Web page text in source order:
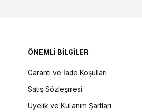
ÖNEMLİ BİLGİLER
Garanti ve İade Koşulları
Satış Sözleşmesi
Üyelik ve Kullanım Şartları